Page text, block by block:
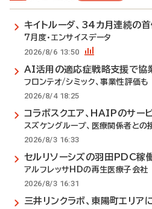
キイトルーダ、34カ月連続の首
7月度・エンサイスデータ
2026/8/6 13:50
AI活用の適応症戦略支援で協
フロンテオ/シミック、事業性評価も
2026/8/4 18:25
コラボスクエア、HAIPのサー
スズケングループ、医療関係者との
2026/8/3 16:33
セルリソーシズの羽田PDC稼
アルフレッサHDの再生医療子会社
2026/8/3 16:31
三井リンクラボ、東陽町エリア